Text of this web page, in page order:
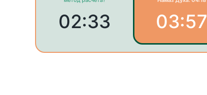
02:33 03:57